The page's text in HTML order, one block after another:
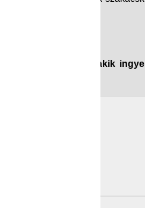
azokat a fiatalokat, akik